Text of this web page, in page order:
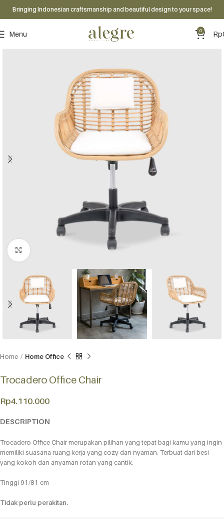
Bringing Indonesian craftsmanship and beautiful design to your space!
Menu 0 Rp
Home Home Office
Trocadero Office Chair
Rp4.110.000
DESCRIPTION
Trocadero Office Chair merupakan pilihan yang tepat bagi kamu yang ingin
memiliki suasana ruang kerja yang cozy dan nyaman. Terbuat dari besi
yang kokoh dan anyaman rotan yang cantik.
Tinggi 91/81 cm
Tidak perlu perakitan.